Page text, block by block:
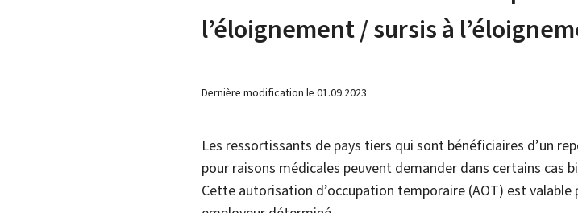
l’éloignement / sursis à
Dernière modification le 01.09.2023
Les ressortissants de pays tiers qui sont bénéficiaires d’un
pour raisons médicales peuvent demander dans certains cas
Cette autorisation d’occupation temporaire (AOT) est valable